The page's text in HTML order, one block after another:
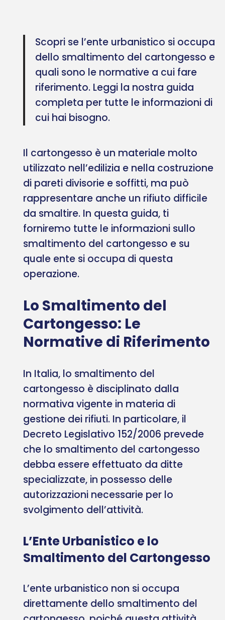
Scopri se l’ente urbanistico si occupa
dello smaltimento del cartongesso e
quali sono le normative a cui fare
riferimento. Leggi la nostra guida
completa per tutte le informazioni di
cui hai bisogno.
Il cartongesso è un materiale molto
utilizzato nell’edilizia e nella costruzione
di pareti divisorie e soffitti, ma può
rappresentare anche un rifiuto difficile
da smaltire. In questa guida, ti
forniremo tutte le informazioni sullo
smaltimento del cartongesso e su
quale ente si occupa di questa
operazione.
Lo Smaltimento del
Cartongesso: Le
Normative di Riferimento
In Italia, lo smaltimento del
cartongesso è disciplinato dalla
normativa vigente in materia di
gestione dei rifiuti. In particolare, il
Decreto Legislativo 152/2006 prevede
che lo smaltimento del cartongesso
debba essere effettuato da ditte
specializzate, in possesso delle
autorizzazioni necessarie per lo
svolgimento dell’attività.
L’Ente Urbanistico e lo
Smaltimento del Cartongesso
L’ente urbanistico non si occupa
direttamente dello smaltimento del